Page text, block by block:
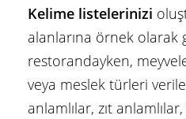
Kelime listelerinizi
alanlarına örnek
restorandayken,
veya meslek türleri
anlamlılar, zıt